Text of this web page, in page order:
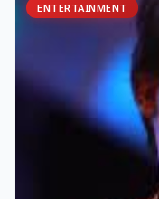
ENTERTAINMENT